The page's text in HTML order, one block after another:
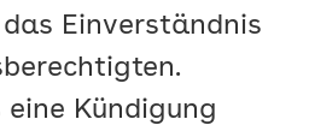
Einverständnis
eine Kündigung